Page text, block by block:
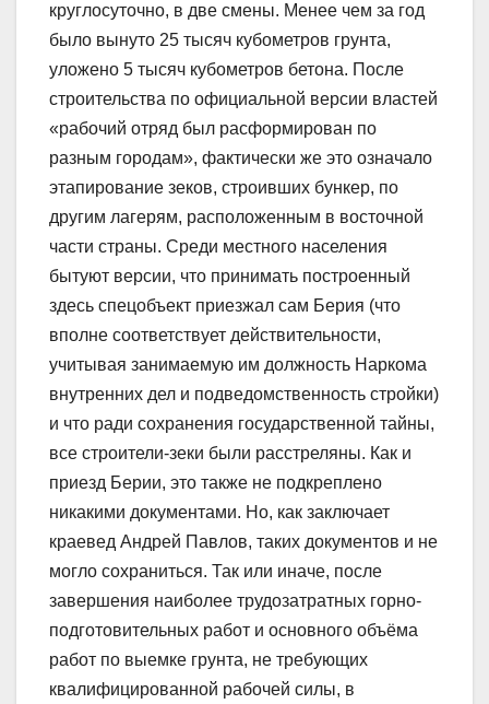
круглосуточно, в две смены. Менее чем за год
было вынуто 25 тысяч кубометров грунта,
уложено 5 тысяч кубометров бетона. После
строительства по официальной версии властей
«рабочий отряд был расформирован по
разным городам», фактически же это означало
этапирование зеков, строивших бункер, по
другим лагерям, расположенным в восточной
части страны. Среди местного населения
бытуют версии, что принимать построенный
здесь спецобъект приезжал сам Берия (что
вполне соответствует действительности,
учитывая занимаемую им должность Наркома
внутренних дел и подведомственность стройки)
и что ради сохранения государственной тайны,
все строители-зеки были расстреляны. Как и
приезд Берии, это также не подкреплено
никакими документами. Но, как заключает
краевед Андрей Павлов, таких документов и не
могло сохраниться. Так или иначе, после
завершения наиболее трудозатратных горно-
подготовительных работ и основного объёма
работ по выемке грунта, не требующих
квалифицированной рабочей силы, в